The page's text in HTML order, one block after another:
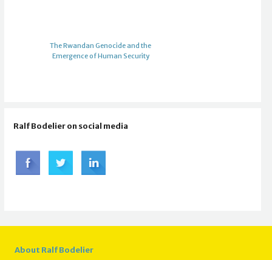
The Rwandan Genocide and the
Emergence of Human Security
Ralf Bodelier on social media
About Ralf Bodelier